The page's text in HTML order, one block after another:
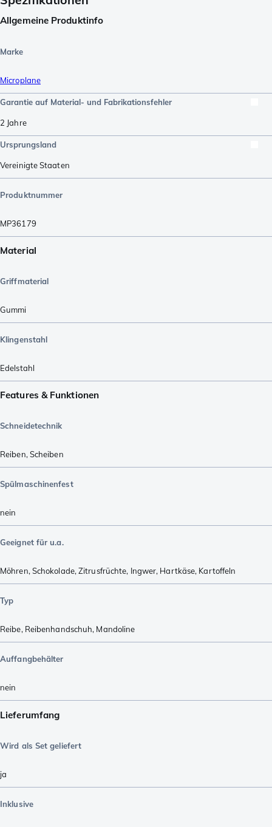
Allgemeine Produktinfo
Marke
Microplane
Garantie auf Material- und Fabrikationsfehler
2 Jahre
Ursprungsland
Vereinigte Staaten
Produktnummer
MP36179
Material
Griffmaterial
Gummi
Klingenstahl
Edelstahl
Features & Funktionen
Schneidetechnik
Reiben,Scheiben
Spülmaschinenfest
nein
Geeignet für u.a.
Möhren,Schokolade,Zitrusfrüchte, Ingwer, Hartkäse, Kartoffeln
Typ
Reibe, Reibenhandschuh, Mandoline
Auffangbehälter
nein
Lieferumfang
Wird als Set geliefert
ja
Inklusive